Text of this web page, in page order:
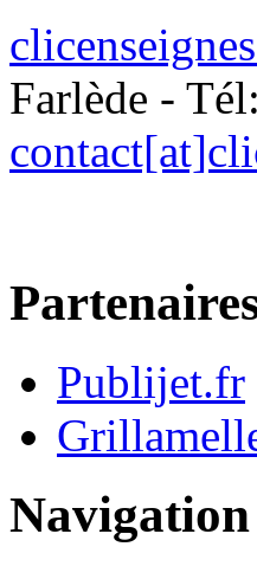
Farlède - Tél:
Publijet.fr
Navigation